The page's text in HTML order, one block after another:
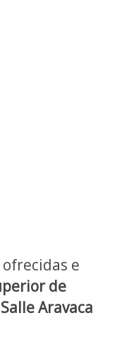
e
de
Aravaca